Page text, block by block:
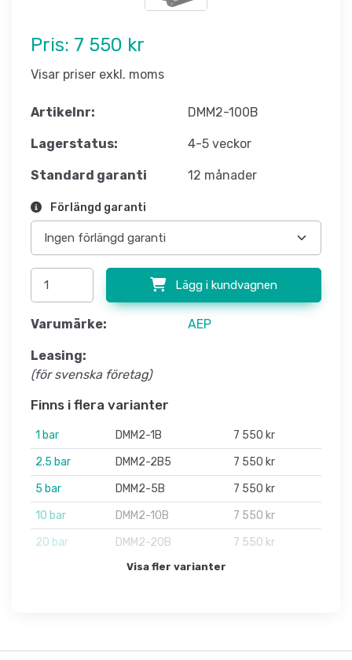
Pris: 7 550 kr
Visar priser exkl. moms
Artikelnr: DMM2-100B
Lagerstatus: 4-5 veckor
Standard garanti 12 månader
Förlängd garanti
Lägg i kundvagnen
Varumärke: AEP
Leasing:
(för svenska företag)
Finns i flera varianter
1 bar DMM2-1B
7 550 kr
2.5 bar
DMM2-2B5
7 550 kr
5 bar
DMM2-5B
7 550 kr
10 bar
DMM2-10B
7 550 kr
20 bar
DMM2-20B 7 550 kr
Visa fler varianter